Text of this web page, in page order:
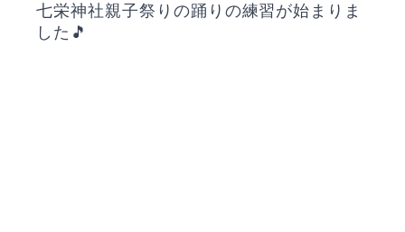
七栄神社親子祭りの踊りの練習が始まりま
した🎵